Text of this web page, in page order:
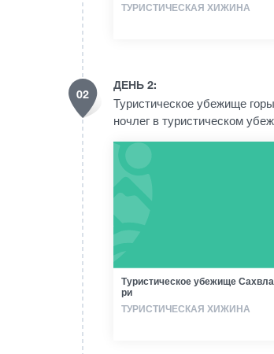
ТУРИСТИЧЕСКАЯ ХИЖИНА
02
ДЕНЬ 2:
Туристическое убежище
ночлег в туристическом
Туристическое убежище Сахвла
ри
ТУРИСТИЧЕСКАЯ ХИЖИНА